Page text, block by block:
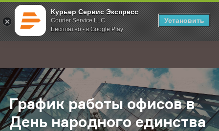
Курьер Сервис Экспресс
Courier Service LLC
Бесплатно - в Google Play
Установить
; Главная О компании Новости График работы офисов в День
График работы офисов в
День народного единства